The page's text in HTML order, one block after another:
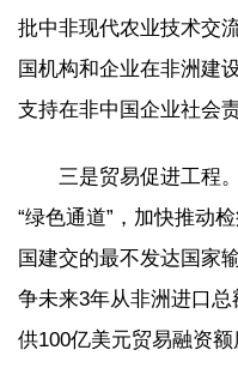
批中非现代农业技术交
国机构和企业在非洲建
支持在非中国企业社会
三是贸易促进工程
“绿色通道”，加快推动
国建交的最不发达国家
争未来3年从非洲进口
供100亿美元贸易融资